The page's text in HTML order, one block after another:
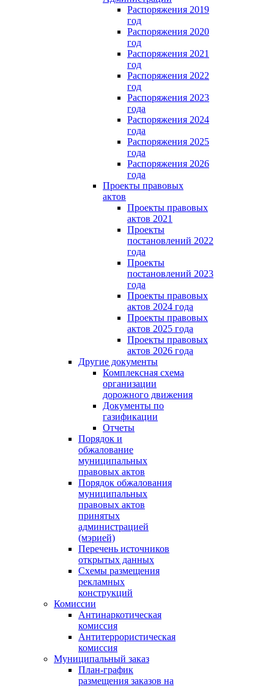
Распоряжения 2019
год
Распоряжения 2020
год
Распоряжения 2021
год
Распоряжения 2022
год
Распоряжения 2023
года
Распоряжения 2024
года
Распоряжения 2025
года
Распоряжения 2026
года
Проекты правовых
актов
Проекты правовых
актов 2021
Проекты
постановлений 2022
года
Проекты
постановлений 2023
года
Проекты правовых
актов 2024 года
Проекты правовых
актов 2025 года
Проекты правовых
актов 2026 года
Другие документы
Комплексная схема
организации
дорожного движения
Документы по
газификации
Отчеты
Порядок и
обжалование
муниципальных
правовых актов
Порядок обжалования
муниципальных
правовых актов
принятых
администрацией
(мэрией)
Перечень источников
открытых данных
Схемы размещения
рекламных
конструкций
Комиссии
Антинаркотическая
комиссия
Антитеррористическая
комиссия
Муниципальный заказ
План-график
размещения заказов на